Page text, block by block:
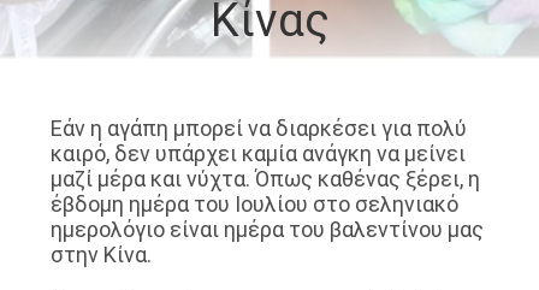
ΓΎΡΟΣ
ΕΡΓΟΣΤΑΣΊΩΝ
ΠΟΙΟΤΙΚΌΣ
ΈΛΕΓΧΟΣ
ΕΠΑΦΉ
Κίνας
Εάν η αγάπη μπορεί να διαρκέσει για πολύ
καιρό, δεν υπάρχει καμία ανάγκη να μείνει
μαζί μέρα και νύχτα. Όπως καθένας ξέρει, η
έβδομη ημέρα του Ιουλίου στο σεληνιακό
ημερολόγιο είναι ημέρα του βαλεντίνου μας
στην Κίνα.